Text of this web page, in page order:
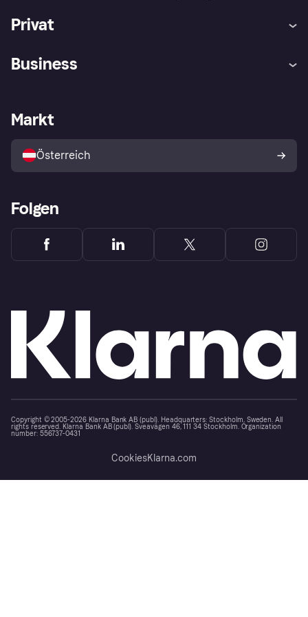
Privat
Shops entdecken
Business
Händlerportal
Markt
Österreich
Folgen
Copyright © 2005-2026 Klarna Bank AB (publ). Headquarters: Stockholm, Sweden. All
rights reserved. Klarna Bank AB (publ). Sveavägen 46, 111 34 Stockholm. Organization
number: 556737-0431
CookiesKlarna.com